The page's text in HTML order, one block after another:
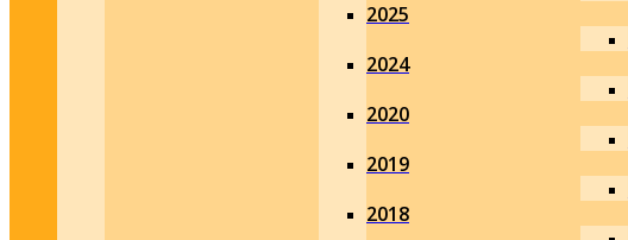
2025
2024
2020
2019
2018